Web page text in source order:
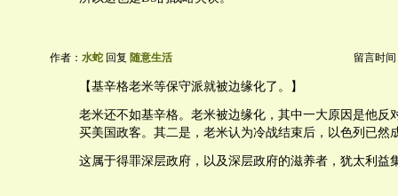
作者： 水蛇 回复 随意生活 留言时间
【基辛格老米等保守派就被边缘化了。】
老米还不如基辛格。老米被边缘化，其中一大原因是他反
买美国政客。其二是，老米认为冷战结束后，以色列已然
这属于得罪深层政府，以及深层政府的滋养者，犹太利益